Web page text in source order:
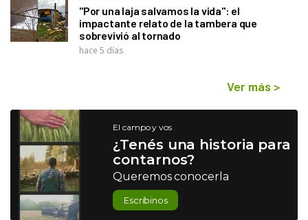
"Por una laja salvamos la vida": el
impactante relato de la tambera que
sobrevivió al tornado
hace 5 días
Ver más >
El campo y vos
¿Tenés una historia para
contarnos?
Queremos conocerla
Escribinos